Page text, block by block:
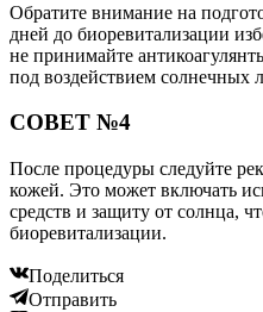
Обратите внимание на
дней до биоревитализации
не принимайте
под воздействием солнечных
СОВЕТ №4
После процедуры следуйте
кожей. Это может включать
средств и защиту от солнца,
биоревитализации.
Поделиться
Отправить